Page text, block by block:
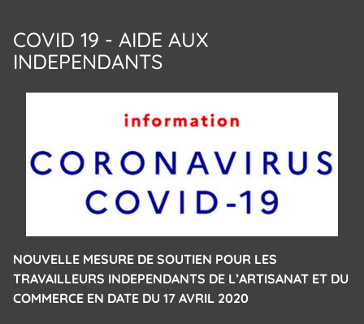
COVID 19 - AIDE AUX
INDEPENDANTS
NOUVELLE MESURE DE SOUTIEN POUR LES
TRAVAILLEURS INDEPENDANTS DE L’ARTISANAT ET DU
COMMERCE EN DATE DU 17 AVRIL 2020